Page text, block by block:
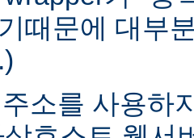
때문에 대부
소를 사용하